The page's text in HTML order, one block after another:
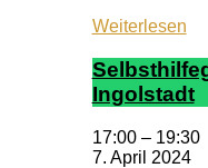
Weiterlesen
In­gol­stadt
17:00 – 19:30
7. April 2024